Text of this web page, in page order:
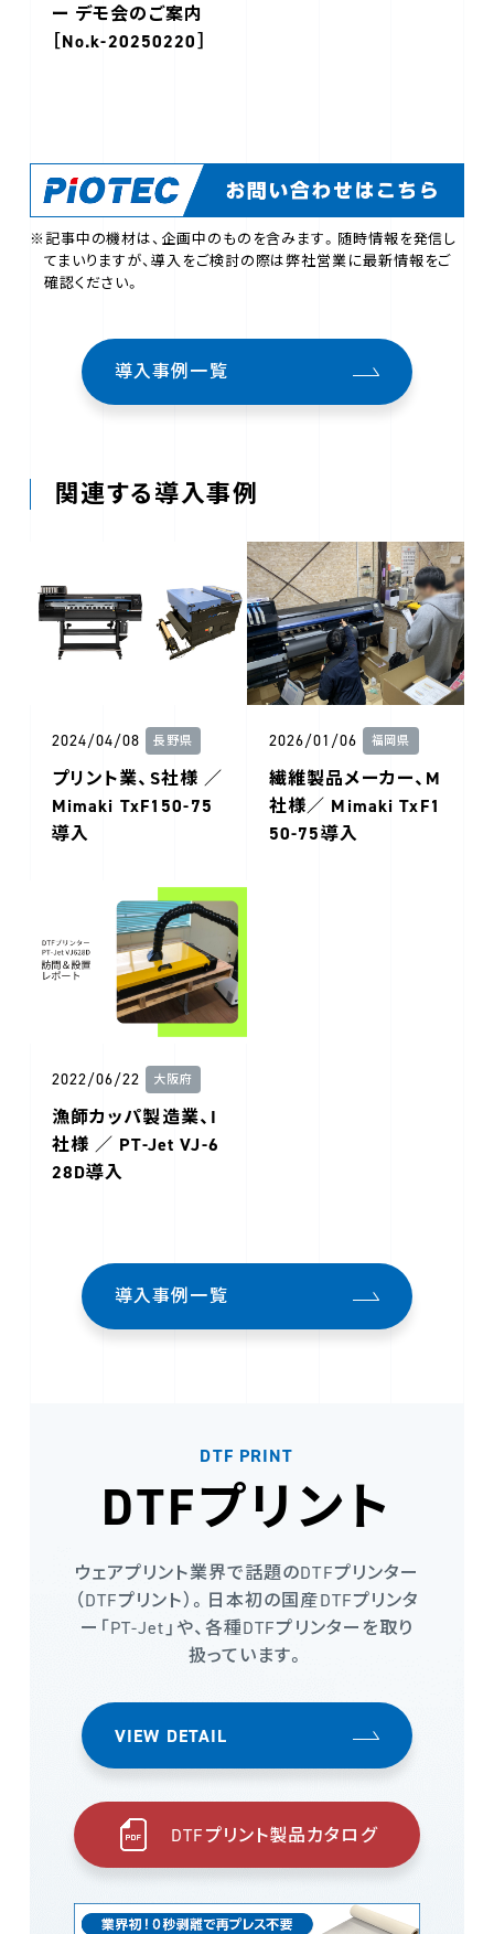
ー デモ会のご案内
［No.k-20250220］
※記事中の機材は、企画中のものを含みます。随時情報を発信し
てまいりますが、導入をご検討の際は弊社営業に最新情報をご
確認ください。
導入事例一覧
関連する導入事例
2024/04/08 長野県
プリント業、S社様 ／
Mimaki TxF150-75
導入
2026/01/06 福岡県
繊維製品メーカー、M
社様／ Mimaki TxF1
50-75導入
2022/06/22 大阪府
漁師カッパ製造業、I
社様 ／ PT-Jet VJ-6
28D導入
導入事例一覧
DTF PRINT
DTFプリント
ウェアプリント業界で話題のDTFプリンター
（DTFプリント）。日本初の国産DTFプリンタ
ー「PT-Jet」や、各種DTFプリンターを取り
扱っています。
VIEW DETAIL
DTFプリント製品カタログ